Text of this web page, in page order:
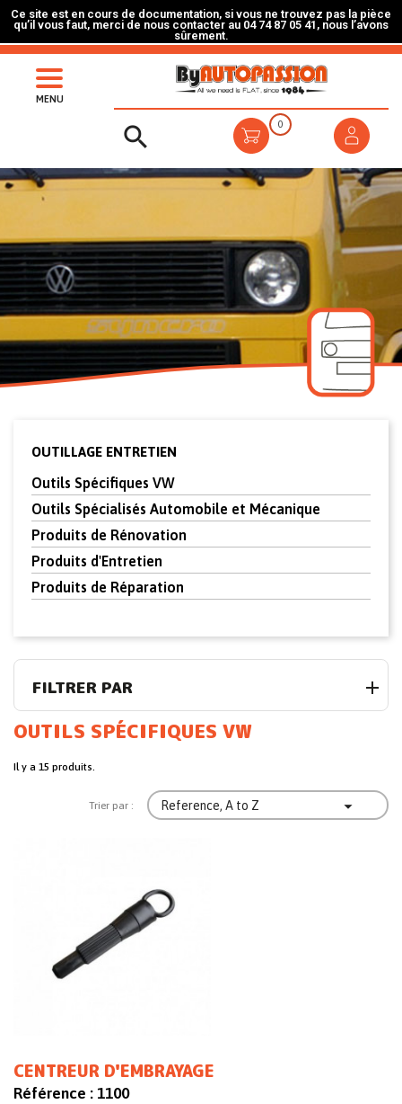
Ce site est en cours de documentation, si vous ne trouvez pas la pièce
qu’il vous faut, merci de nous contacter au 04 74 87 05 41, nous l’avons
sûrement.
MENU
 0
OUTILLAGE ENTRETIEN
Outils Spécifiques VW
Outils Spécialisés Automobile et Mécanique
Produits de Rénovation
Produits d'Entretien
Produits de Réparation
FILTRER PAR
OUTILS SPÉCIFIQUES VW
Il y a 15 produits.
Trier par : Reference, A to Z 
CENTREUR D'EMBRAYAGE
Référence : 1100